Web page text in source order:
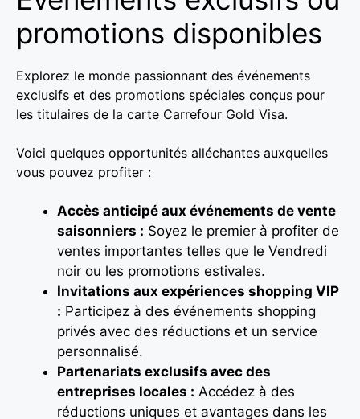
promotions disponibles
Explorez le monde passionnant des événements
exclusifs et des promotions spéciales conçus pour
les titulaires de la carte Carrefour Gold Visa.
Voici quelques opportunités alléchantes auxquelles
vous pouvez profiter :
Accès anticipé aux événements de vente
saisonniers : Soyez le premier à profiter de
ventes importantes telles que le Vendredi
noir ou les promotions estivales.
Invitations aux expériences shopping VIP
: Participez à des événements shopping
privés avec des réductions et un service
personnalisé.
Partenariats exclusifs avec des
entreprises locales : Accédez à des
réductions uniques et avantages dans les